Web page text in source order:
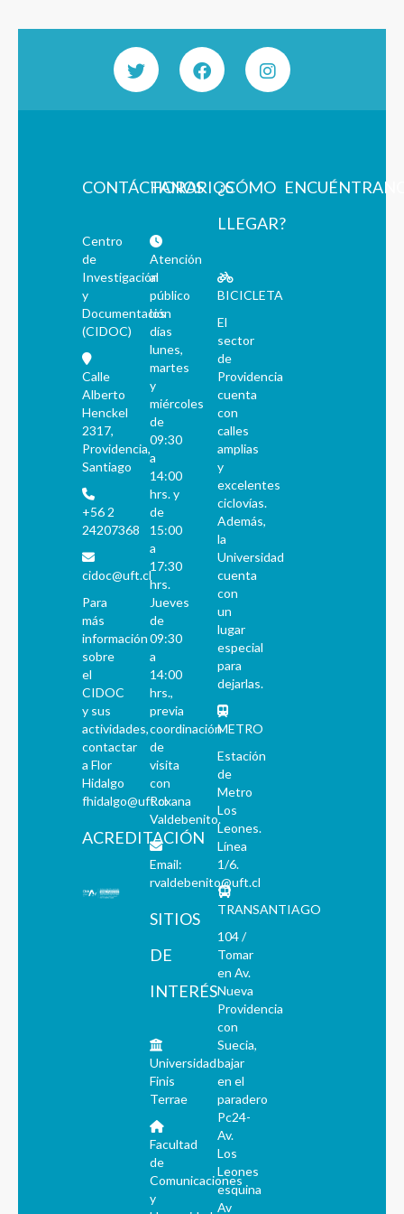
CONTÁCTANOS
Centro
de
Investigación
y
Documentación
(CIDOC)
Calle
Alberto
Henckel
2317,
Providencia,
Santiago
+56 2
24207368
cidoc@uft.cl
Para
más
información
sobre
el
CIDOC
y sus
actividades,
contactar
a Flor
Hidalgo
fhidalgo@uft.cl
ACREDITACIÓN
HORARIOS
Atención
al
público
los
días
lunes,
martes
y
miércoles
de
09:30
a
14:00
hrs. y
de
15:00
a
17:30
hrs.
Jueves
de
09:30
a
14:00
hrs.,
previa
coordinación
de
visita
con
Roxana
Valdebenito.
Email:
rvaldebenito@uft.cl
SITIOS
DE
INTERÉS
Universidad
Finis
Terrae
Facultad
de
Comunicaciones
y
¿CÓMO
LLEGAR?
BICICLETA
El
sector
de
Providencia
cuenta
con
calles
amplias
y
excelentes
ciclovías.
Además,
la
Universidad
cuenta
con
un
lugar
especial
para
dejarlas.
METRO
Estación
de
Metro
Los
Leones.
Línea
1/6.
TRANSANTIAGO
104 /
Tomar
en Av.
Nueva
Providencia
con
Suecia,
bajar
en el
paradero
Pc24-
Av.
Los
Leones
esquina
Av